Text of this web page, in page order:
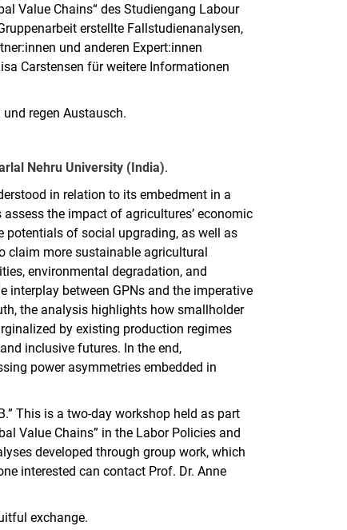
Value Chains“ des Studiengang Labour
erstellte Fallstudienanalysen,
und anderen Expert:innen
Carstensen für weitere Informationen
regen Austausch.
Nehru University (India).
in relation to its embedment in a
the impact of agricultures’ economic
potentials of social upgrading, as well as
claim more sustainable agricultural
environmental degradation, and
between GPNs and the imperative
the analysis highlights how smallholder
by existing production regimes
inclusive futures. In the end,
power asymmetries embedded in
This is a two-day workshop held as part
Value Chains” in the Labor Policies and
developed through group work, which
interested can contact Prof. Dr. Anne
exchange.